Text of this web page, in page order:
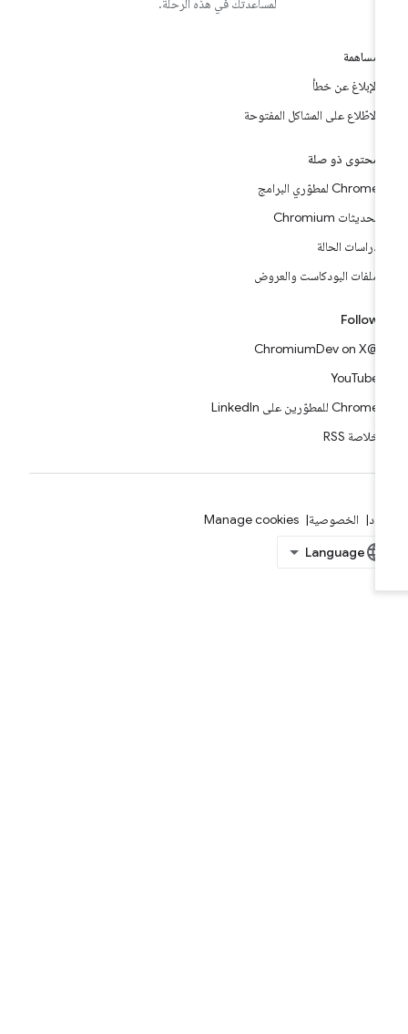
لمساعدتك في هذه الرحلة.
مساهمة
الإبلاغ عن خطأ
الاطّلاع على المشاكل المفتوحة
محتوى ذو صلة
Chrome لمطوّري البرامج
تحديثات Chromium
دراسات الحالة
ملفات البودكاست والعروض
Follow
YouTube
Chrome للمطوّرين على LinkedIn
خلاصة RSS
الخصوصية Manage cookies